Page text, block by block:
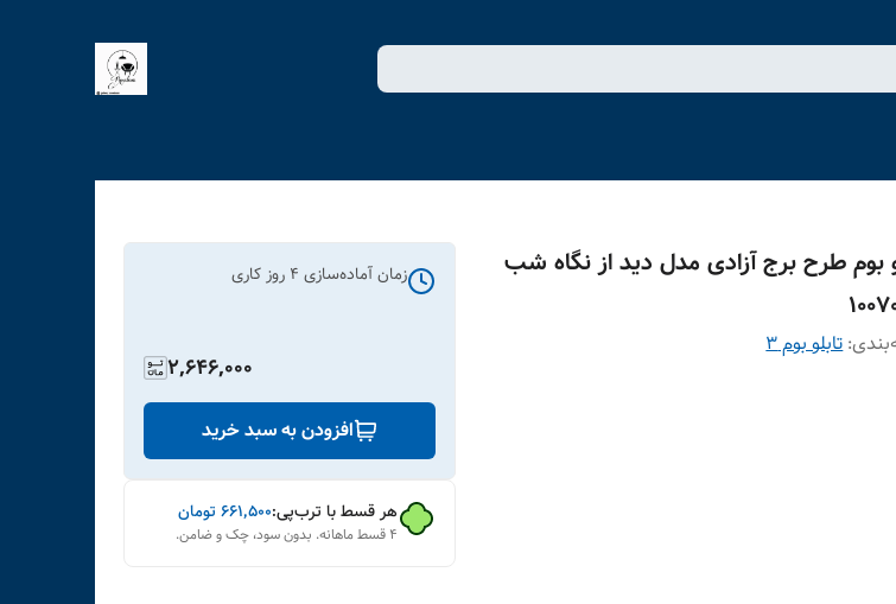
بوم طرح برج آزادی مدل دید از نگاه شب
:تابلو بوم 3
زمان آماده‌سازی 4 روز کاری
2,646,000
افزودن به سبد خرید
هر قسط با ترب‌پی:۶۶۱٬۵۰۰ تومان
۴ قسط ماهانه. بدون سود، چک و ضامن.